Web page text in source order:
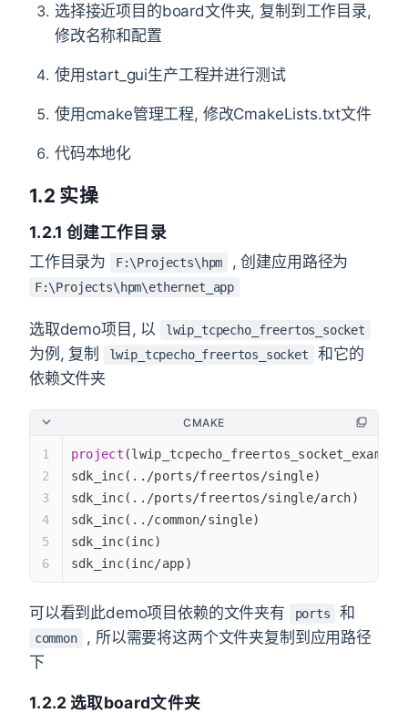
选择接近项目的board文件夹, 复制到工作目录,
修改名称和配置
使用start_gui生产工程并进行测试
使用cmake管理工程, 修改CmakeLists.txt文件
代码本地化
1.2 实操
1.2.1 创建工作目录
工作目录为 F:\Projects\hpm , 创建应用路径为
F:\Projects\hpm\ethernet_app
选取demo项目, 以 lwip_tcpecho_freertos_socket
为例, 复制 lwip_tcpecho_freertos_socket
和它的
依赖文件夹
CMAKE
project
sdk_inc(../ports/freertos/single)
sdk_inc(../ports/freertos/single/arch)
sdk_inc(../common/single)
sdk_inc(inc)
sdk_inc(inc/app)
可以看到此demo项目依赖的文件夹有 ports 和
common
, 所以需要将这两个文件夹复制到应用路径
下
1.2.2 选取board文件夹